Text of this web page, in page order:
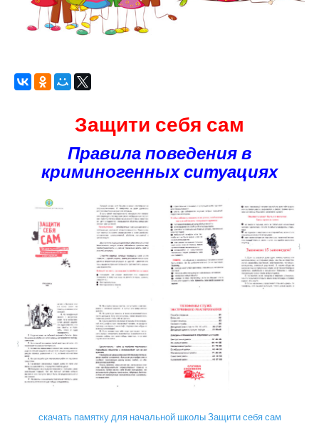
Защити себя сам
Правила поведения в
криминогенных ситуациях
скачать памятку для начальной школы Защити себя сам